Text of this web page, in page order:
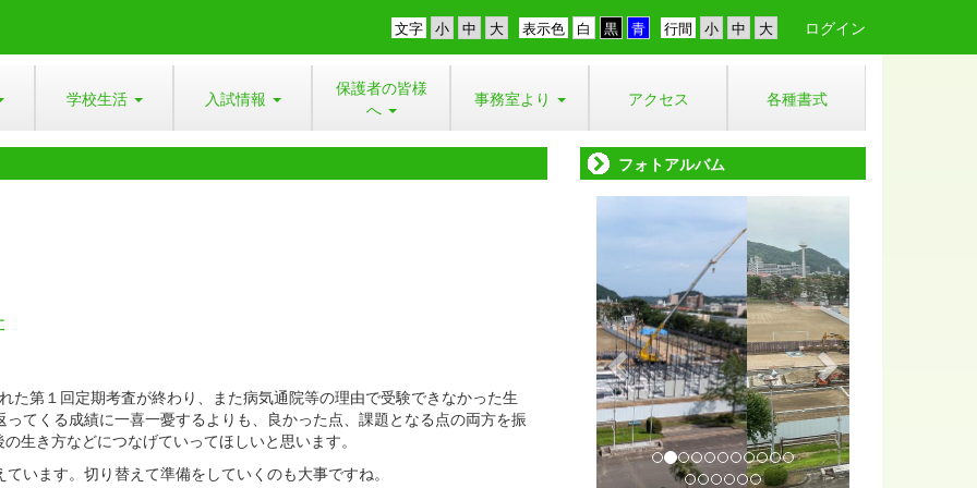
行間
表示色
文字 ログイン
学校生活 入試情報
保護者の皆様
へ
事務室より アクセス 各種書式
第１回定期考査が終わり、また病気通院等の理由で受験できなかった生
てくる成績に一喜一憂するよりも、良かった点、課題となる点の両方を振
生き方などにつなげていってほしいと思います。
ます。切り替えて準備をしていくのも大事ですね。
フォトアルバム
p
v
i
o
u
s
n
x
t